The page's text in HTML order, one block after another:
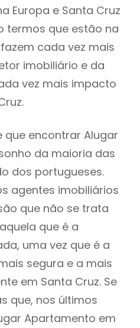
Europa e Santa Cruz
termos que estão na
cada vez mais
imobiliário e da
vez mais impacto
encontrar Alugar
da maioria das
dos portugueses.
agentes imobiliários
que não se trata
que é a
uma vez que é a
segura e a mais
em Santa Cruz. Se
que, nos últimos
Apartamento em